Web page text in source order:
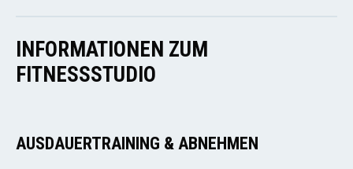
INFORMATIONEN ZUM
FITNESSSTUDIO
AUSDAUERTRAINING & ABNEHMEN